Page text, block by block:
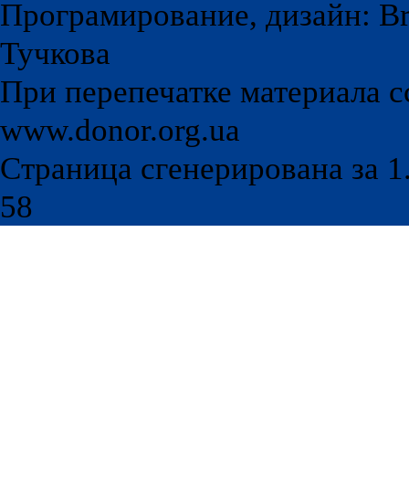
Програмирование, дизайн:
Тучкова
При перепечатке материала
www.donor.org.ua
Страница сгенерирована за
58